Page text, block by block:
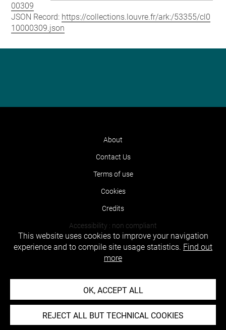
00309
JSON Record: https://collections.louvre.fr/ark:/53355/cl0
10000309.json
About
Contact Us
Terms of use
Cookies
Credits
Accessibility : non compliant
This website uses cookies to improve your navigation
experience and to compile site usage statistics. Find out
more
OK, ACCEPT ALL
REJECT ALL BUT TECHNICAL COOKIES